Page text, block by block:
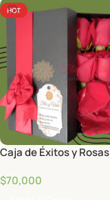
HOT
Caja de Éxitos y Rosas
$70,000